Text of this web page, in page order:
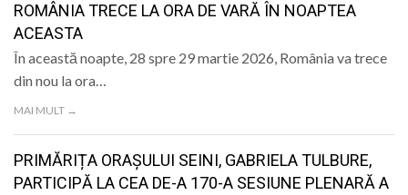
ROMÂNIA TRECE LA ORA DE VARĂ ÎN NOAPTEA
ACEASTA
În această noapte, 28 spre 29 martie 2026, România va trece
din nou la ora…
MAI MULT →
PRIMĂRIȚA ORAȘULUI SEINI, GABRIELA TULBURE,
PARTICIPĂ LA CEA DE-A 170-A SESIUNE PLENARĂ A